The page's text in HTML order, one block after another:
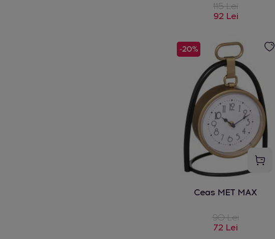
115 Lei
92 Lei
-20%
Ceas MET MAX
90 Lei
72 Lei